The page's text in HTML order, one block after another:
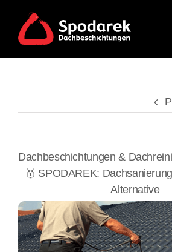
content
Dachbeschichtungen &
🥇 SPODAREK:
Alternative